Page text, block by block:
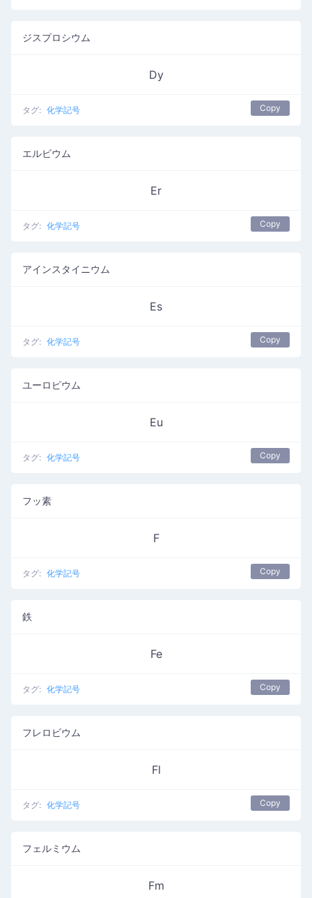
ジスプロシウム
Dy
タグ: 化学記号 Copy
エルビウム
Er
タグ: 化学記号 Copy
アインスタイニウム
Es
タグ: 化学記号 Copy
ユーロピウム
Eu
タグ: 化学記号 Copy
フッ素
F
タグ: 化学記号 Copy
鉄
Fe
タグ: 化学記号 Copy
フレロビウム
Fl
タグ: 化学記号 Copy
フェルミウム
Fm